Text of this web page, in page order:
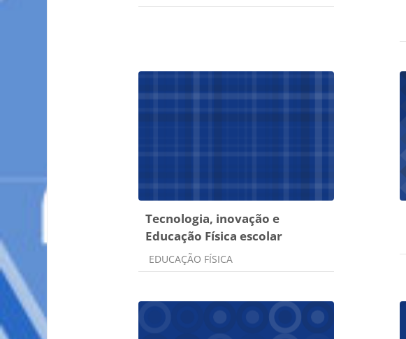
Tecnologia, inovação e
Educação Física escolar
Categoria do curso
EDUCAÇÃO FÍSICA